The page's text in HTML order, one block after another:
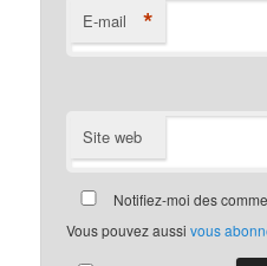
E-mail *
Site web
Notifiez-moi des
Vous pouvez aussivous